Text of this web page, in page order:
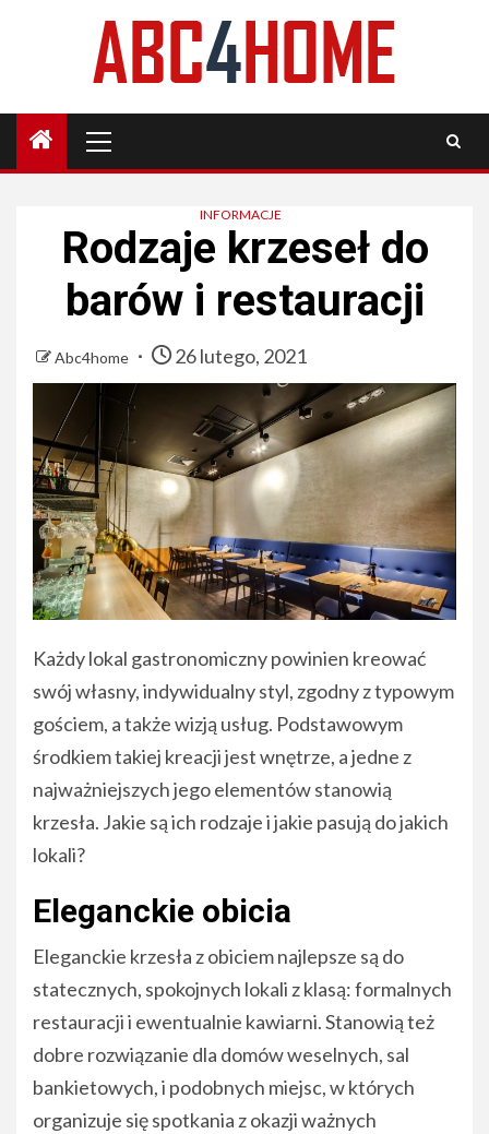
Menu
INFORMACJE
Rodzaje krzeseł do
barów i restauracji
Abc4home 26 lutego, 2021
Każdy lokal gastronomiczny powinien kreować
swój własny, indywidualny styl, zgodny z typowym
gościem, a także wizją usług. Podstawowym
środkiem takiej kreacji jest wnętrze, a jedne z
najważniejszych jego elementów stanowią
krzesła. Jakie są ich rodzaje i jakie pasują do jakich
lokali?
Eleganckie obicia
Eleganckie krzesła z obiciem najlepsze są do
statecznych, spokojnych lokali z klasą: formalnych
restauracji i ewentualnie kawiarni. Stanowią też
dobre rozwiązanie dla domów weselnych, sal
bankietowych, i podobnych miejsc, w których
organizuje się spotkania z okazji ważnych